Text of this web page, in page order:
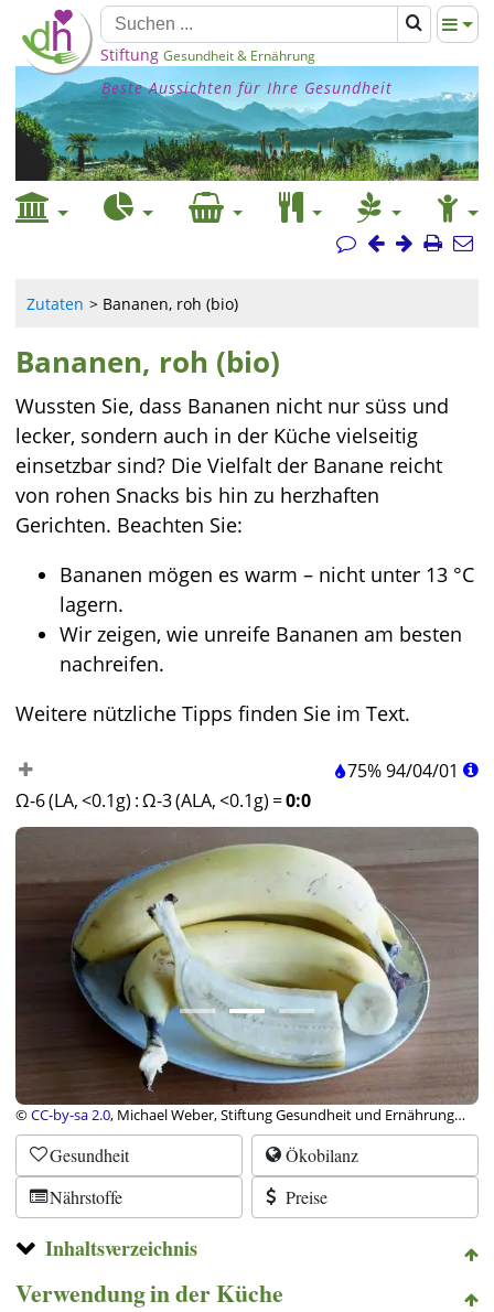
Stiftung Gesundheit & Ernährung
Beste Aussichten für Ihre Gesundheit
Zutaten Bananen, roh (bio)
Bananen, roh (bio)
Wussten Sie, dass Bananen nicht nur süss und
lecker, sondern auch in der Küche vielseitig
einsetzbar sind? Die Vielfalt der Banane reicht
von rohen Snacks bis hin zu herzhaften
Gerichten. Beachten Sie:
Bananen mögen es warm – nicht unter 13 °C
lagern.
Wir zeigen, wie unreife Bananen am besten
nachreifen.
Weitere nützliche Tipps finden Sie im Text.
75%94/04/01
Ω-6 (LA, <0.1g) :Ω-3 (ALA, <0.1g) =0:0
©CC-by-sa 2.0, Michael Weber, Stiftung Gesundheit und Ernährung
Schweiz
Gesundheit
Ökobilanz
Nährstoffe
Preise
Inhaltsverzeichnis
Verwendung in der Küche